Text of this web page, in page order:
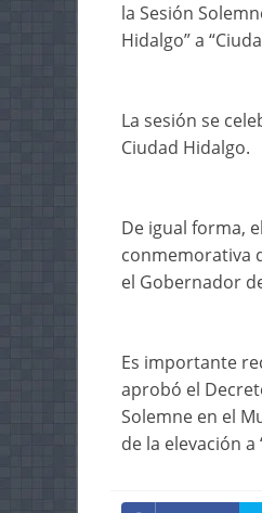
la Sesión
Hidalgo” a
La sesión se
Ciudad Hidalgo.
De igual forma,
conmemorativa
el Gobernador
Es importante
aprobó el
Solemne en el
de la elevación